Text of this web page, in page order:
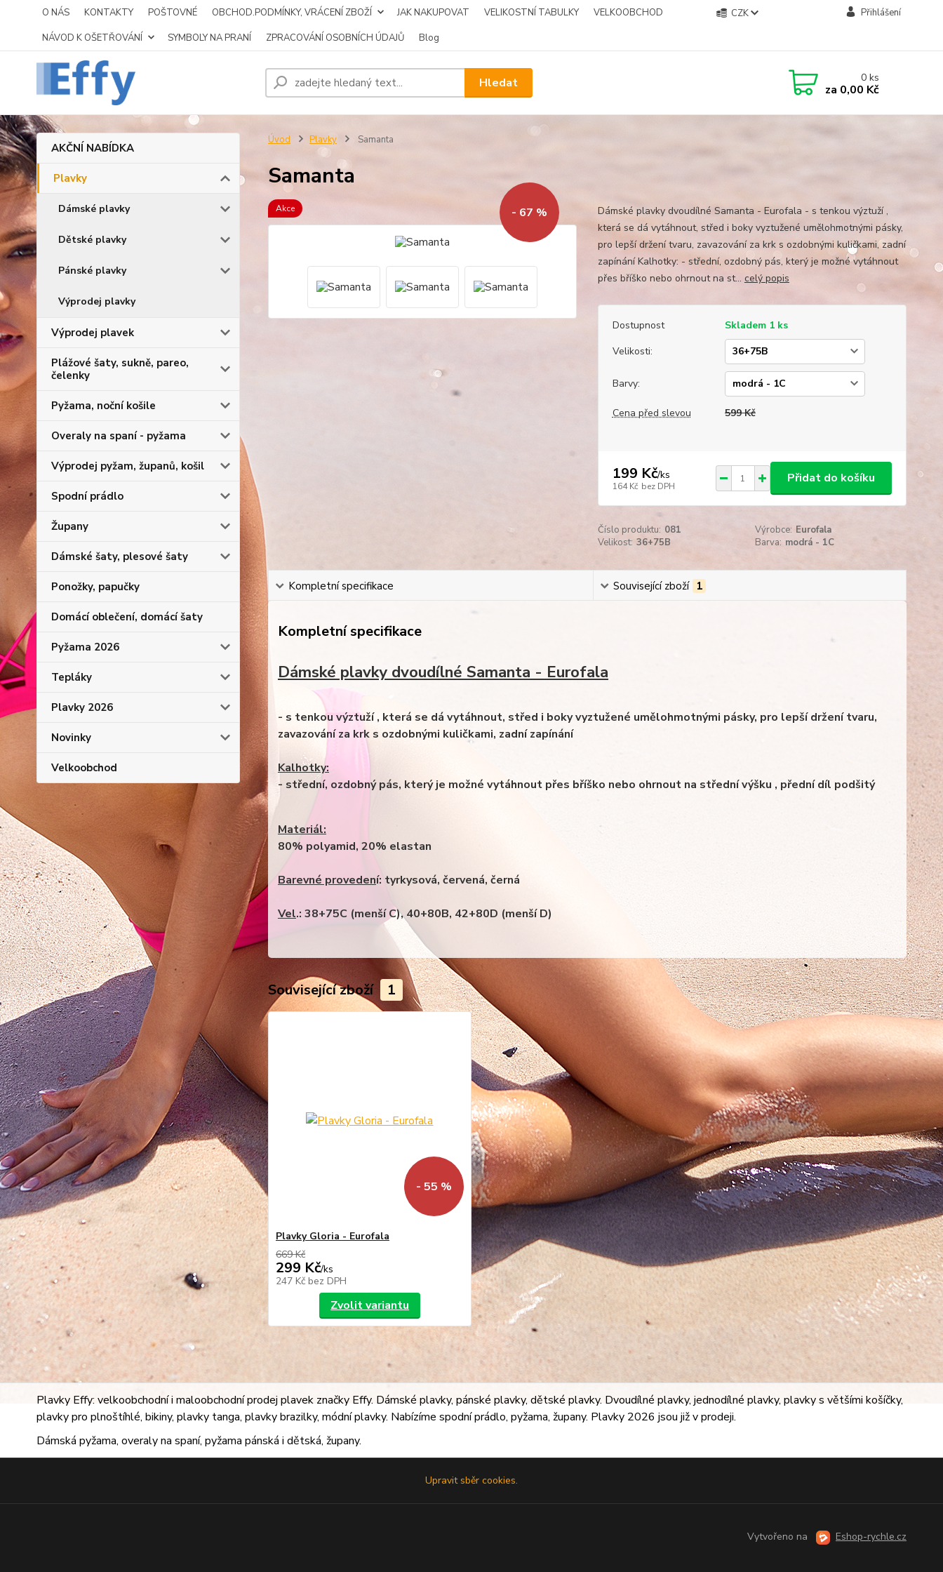
O NÁS KONTAKTY POŠTOVNÉ OBCHOD.PODMÍNKY, VRÁCENÍ ZBOŽÍ JAK NAKUPOVAT VELIKOSTNÍ TABULKY
VELKOOBCHOD
NÁVOD K OŠETŘOVÁNÍ
SYMBOLY NA PRANÍ ZPRACOVÁNÍ OSOBNÍCH ÚDAJŮ Blog
CZK Přihlášení
Hledat 0ks
za 0,00 Kč
AKČNÍ NABÍDKA
Plavky
Dámské plavky
Dětské plavky
Pánské plavky
Výprodej plavky
Výprodej plavek
Plážové šaty, sukně, pareo,
čelenky
Pyžama, noční košile
Overaly na spaní - pyžama
Výprodej pyžam, županů, košil
Spodní prádlo
Župany
Dámské šaty, plesové šaty
Ponožky, papučky
Domácí oblečení, domácí šaty
Pyžama 2026
Tepláky
Plavky 2026
Novinky
Velkoobchod
Úvod Plavky Samanta
Samanta
Akce - 67 %
Dámské plavky dvoudílné Samanta - Eurofala - s tenkou výztuží ,
která se dá vytáhnout, střed i boky vyztužené umělohmotnými pásky,
pro lepší držení tvaru, zavazování za krk s ozdobnými kuličkami, zadní
zapínání Kalhotky: - střední, ozdobný pás, který je možné vytáhnout
přes bříško nebo ohrnout na st... celý popis
Dostupnost
Skladem 1 ks
Velikosti:
Barvy:
Cena před slevou 599 Kč
199 Kč/ks
164 Kč bez DPH
Přidat do košíku
Číslo produktu: 081 Výrobce: Eurofala
Velikost: 36+75B Barva: modrá - 1C
Kompletní specifikace Související zboží 1
Kompletní specifikace
Dámské plavky dvoudílné Samanta - Eurofala
- s tenkou výztuží , která se dá vytáhnout, střed i boky vyztužené umělohmotnými pásky, pro lepší držení tvaru,
zavazování za krk s ozdobnými kuličkami, zadní zapínání
Kalhotky:
- střední, ozdobný pás, který je možné vytáhnout přes bříško nebo ohrnout na střední výšku , přední díl podšitý
Materiál:
80% polyamid, 20% elastan
Barevné provedení: tyrkysová, červená, černá
Vel.: 38+75C (menší C), 40+80B, 42+80D (menší D)
Související zboží 1
- 55 %
Plavky Gloria - Eurofala
669 Kč
299 Kč/ks
247 Kč bez DPH
Zvolit variantu
Plavky Effy: velkoobchodní i maloobchodní prodej plavek značky Effy. Dámské plavky, pánské plavky, dětské plavky. Dvoudílné plavky, jednodílné plavky, plavky s většími košíčky,
plavky pro plnoštíhlé, bikiny, plavky tanga, plavky brazilky, módní plavky. Nabízíme spodní prádlo, pyžama, župany. Plavky 2026 jsou již v prodeji.
Dámská pyžama, overaly na spaní, pyžama pánská i dětská, župany.
Upravit sběr cookies.
Vytvořeno na Eshop-rychle.cz